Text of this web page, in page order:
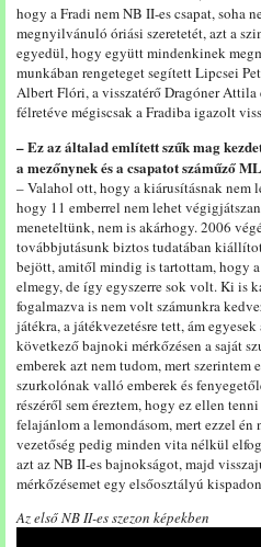
hogy a Fradi nem NB II-es csapat, soha
megnyilvánuló óriási szeretetét, azt a
egyedül, hogy együtt mindenkinek
munkában rengeteget segített Lipcsei
Albert Flóri, a visszatérő Dragóner
félretéve mégiscsak a Fradiba igazolt
– Ez az általad említett szűk mag
a mezőnynek és a csapatot száműző
– Valahol ott, hogy a kiárusításnak nem
hogy 11 emberrel nem lehet
meneteltünk, nem is akárhogy. 2006
továbbjutásunk biztos tudatában
bejött, amitől mindig is tartottam, hogy
elmegy, de így egyszerre sok volt. Ki is
fogalmazva is nem volt számunkra
játékra, a játékvezetésre tett, ám
következő bajnoki mérkőzésen a saját
emberek azt nem tudom, mert
szurkolónak valló emberek és
részéről sem éreztem, hogy ez ellen
felajánlom a lemondásom, mert ezzel
vezetőség pedig minden vita nélkül
azt az NB II-es bajnokságot, majd
mérkőzésemet egy elsőosztályú
Az első NB II-es szezon képekben